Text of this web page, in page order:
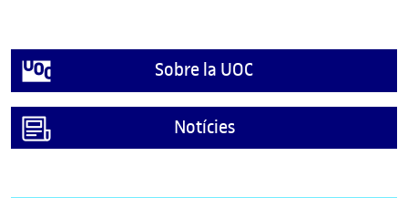
Sobre la UOC
Notícies